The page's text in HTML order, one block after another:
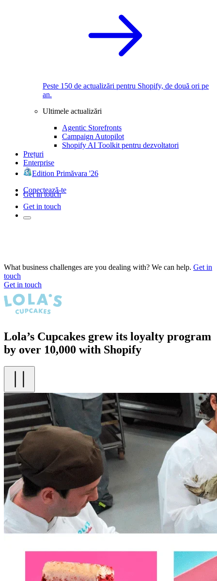
Peste 150 de actualizări pentru Shopify, de două ori pe
an.
Ultimele actualizări
Agentic Storefronts
Campaign Autopilot
Shopify AI Toolkit pentru dezvoltatori
Prețuri
Enterprise
Edition Primăvara '26
Conectează-te
Get in touch
Get in touch
What business challenges are you dealing with? We can help. Get in
touch
Get in touch
Lola’s Cupcakes grew its loyalty program
by over 10,000 with Shopify